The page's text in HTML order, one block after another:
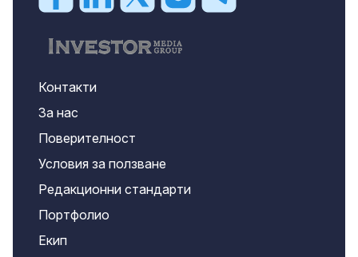
Контакти
За нас
Поверителност
Условия за ползване
Редакционни стандарти
Портфолио
Екип